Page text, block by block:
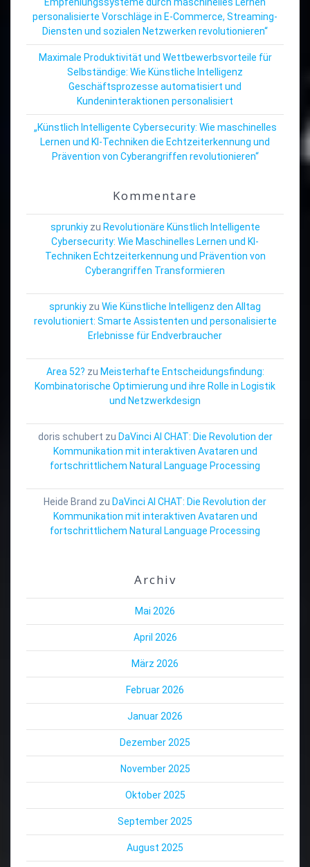
personalisierte Vorschläge in E-Commerce, Streaming-
Diensten und sozialen Netzwerken revolutionieren“
Maximale Produktivität und Wettbewerbsvorteile für
Selbständige: Wie Künstliche Intelligenz
Geschäftsprozesse automatisiert und
Kundeninteraktionen personalisiert
„Künstlich Intelligente Cybersecurity: Wie maschinelles
Lernen und KI-Techniken die Echtzeiterkennung und
Prävention von Cyberangriffen revolutionieren“
Kommentare
sprunkiyzu Revolutionäre Künstlich Intelligente
Cybersecurity: Wie Maschinelles Lernen und KI-
Techniken Echtzeiterkennung und Prävention von
Cyberangriffen Transformieren
sprunkiy zu Wie Künstliche Intelligenz den Alltag
revolutioniert: Smarte Assistenten und personalisierte
Erlebnisse für Endverbraucher
Area 52? zu Meisterhafte Entscheidungsfindung:
Kombinatorische Optimierung und ihre Rolle in Logistik
und Netzwerkdesign
doris schubert zu DaVinci AI CHAT: Die Revolution der
Kommunikation mit interaktiven Avataren und
fortschrittlichem Natural Language Processing
Heide Brand zu DaVinci AI CHAT: Die Revolution der
Kommunikation mit interaktiven Avataren und
fortschrittlichem Natural Language Processing
Archiv
Mai 2026
April 2026
März 2026
Februar 2026
Januar 2026
Dezember 2025
November 2025
Oktober 2025
September 2025
August 2025